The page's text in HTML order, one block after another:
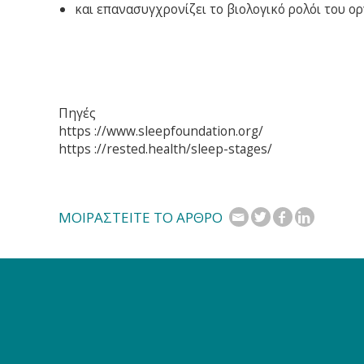
και επανασυγχρονίζει το βιολογικό ρολόι του
Πηγές
https ://www.sleepfoundation.org/
https ://rested.health/sleep-stages/
ΜΟΙΡΑΣΤΕΙΤΕ ΤΟ ΑΡΘΡΟ